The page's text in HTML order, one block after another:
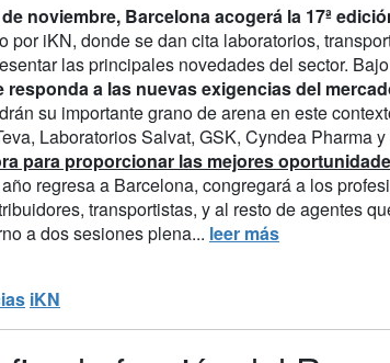
de noviembre, Barcelona acogerá la 17ª
por iKN, donde se dan cita laboratorios,
las principales novedades del sector.
responda a las nuevas exigencias del
su importante grano de arena en este
Laboratorios Salvat, GSK, Cyndea Pharma
para proporcionar las mejores
regresa a Barcelona, congregará a los
transportistas, y al resto de agentes
a dos sesiones plena... leer más
iKN